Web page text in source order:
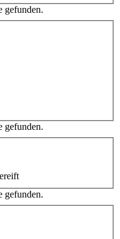
gefunden.
gefunden.
gefunden.